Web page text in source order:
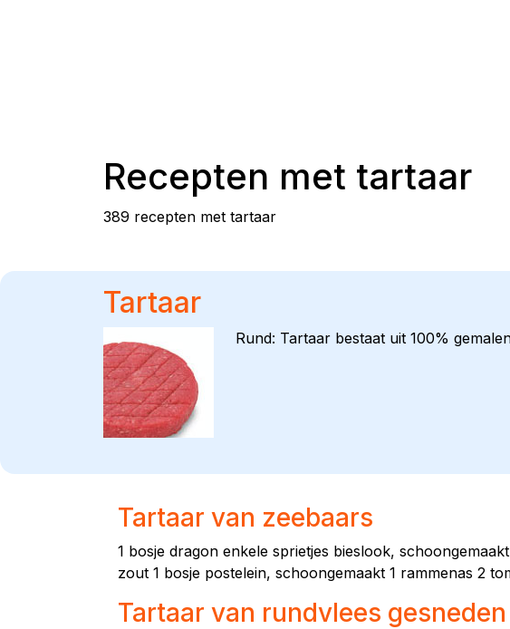
Recepten met tartaar
389 recepten met tartaar
Tartaar
Rund: Tartaar bestaat uit 100%
Tartaar van zeebaars
1 bosje dragon enkele sprietjes bieslook,
zout 1 bosje postelein, schoongemaakt 1 rammenas 2
Tartaar van rundvlees